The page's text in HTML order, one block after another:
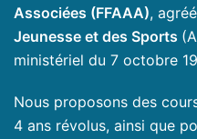
Associées (FFAAA),
Jeunesse et des Sports
ministériel du 7 octobre
Nous proposons des
4 ans révolus, ainsi que